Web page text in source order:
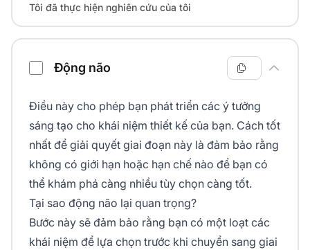
Tôi đã thực hiện nghiên cứu của tôi
Động não
Điều này cho phép bạn phát triển các ý tưởng
sáng tạo cho khái niệm thiết kế của bạn. Cách tốt
nhất để giải quyết giai đoạn này là đảm bảo rằng
không có giới hạn hoặc hạn chế nào để bạn có
thể khám phá càng nhiều tùy chọn càng tốt.
Tại sao động não lại quan trọng?
Bước này sẽ đảm bảo rằng bạn có một loạt các
khái niệm để lựa chọn trước khi chuyển sang giai